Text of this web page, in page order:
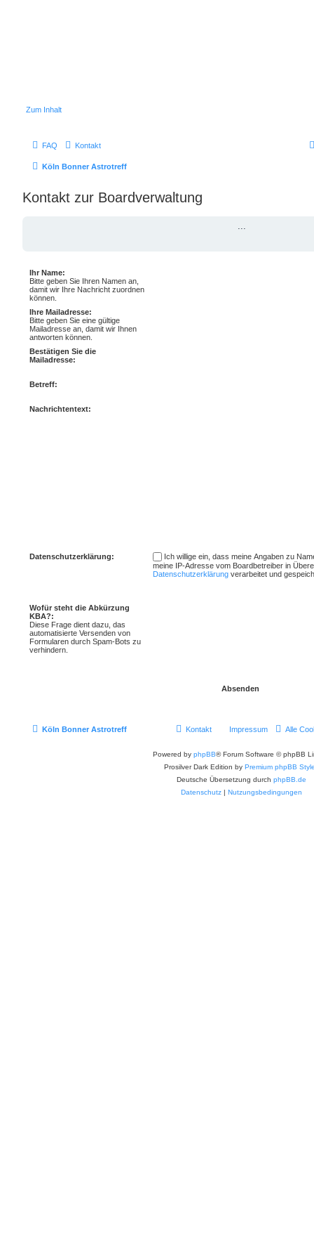
Zum Inhalt
FAQ Kontakt
Köln Bonner Astrotreff
Kontakt zur Boardverwaltung
Ihr Name:
Bitte geben Sie Ihren Namen an,
damit wir Ihre Nachricht zuordnen
können.
Ihre Mailadresse:
Bitte geben Sie eine gültige
Mailadresse an, damit wir Ihnen
antworten können.
Bestätigen Sie die
Mailadresse:
Betreff:
Nachrichtentext:
Datenschutzerklärung:
Ich willige ein, dass meine Angaben zu
meine IP-Adresse vom Boardbetreiber in
Datenschutzerklärung verarbeitet und
Wofür steht die Abkürzung
KBA?:
Diese Frage dient dazu, das
automatisierte Versenden von
Formularen durch Spam-Bots zu
verhindern.
Köln Bonner Astrotreff Alle
Impressum
Kontakt
Powered by phpBB® Forum Software © phpBB
Prosilver Dark Edition by Premium phpBB
Deutsche Übersetzung durch phpBB.de
Datenschutz | Nutzungsbedingungen